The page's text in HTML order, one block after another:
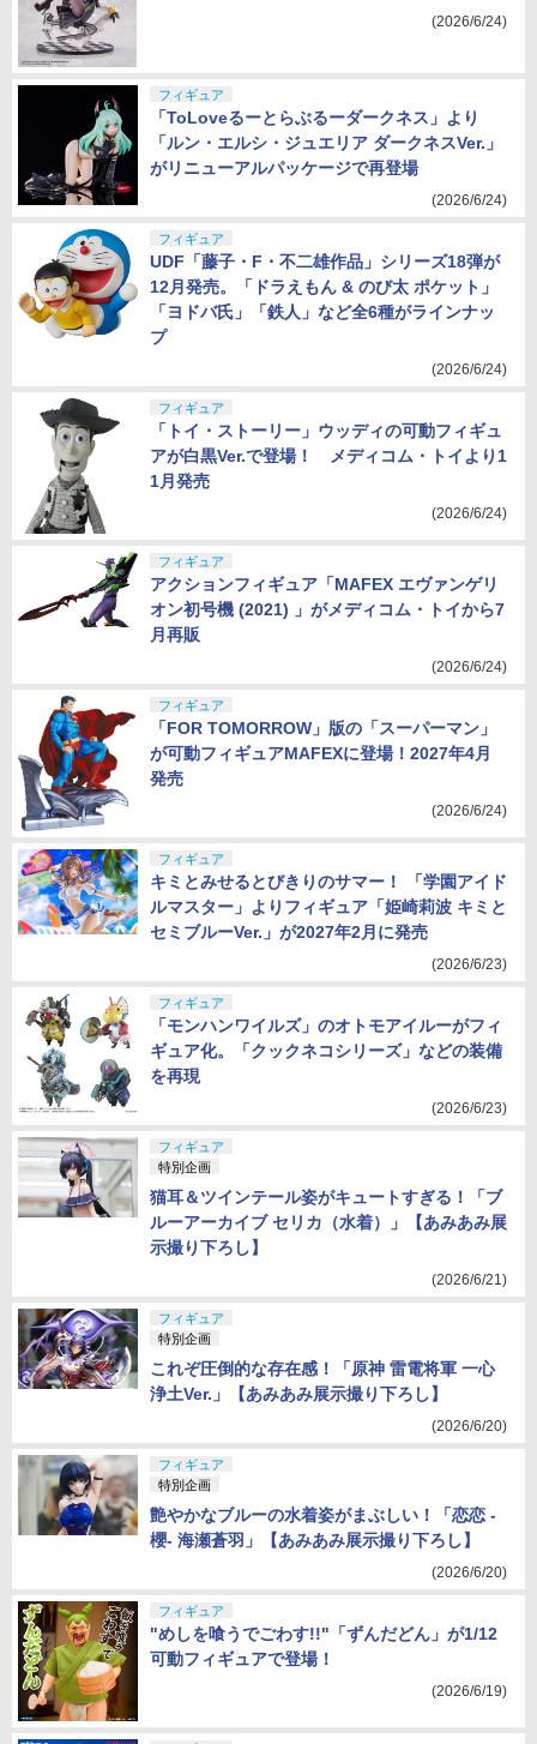
(2026/6/24)
フィギュア
「ToLoveるーとらぶるーダークネス」より
「ルン・エルシ・ジュエリア ダークネスVer.」
がリニューアルパッケージで再登場
(2026/6/24)
フィギュア
UDF「藤子・F・不二雄作品」シリーズ18弾が
12月発売。「ドラえもん & のび太 ポケット」
「ヨドバ氏」「鉄人」など全6種がラインナッ
プ
(2026/6/24)
フィギュア
「トイ・ストーリー」ウッディの可動フィギュ
アが白黒Ver.で登場！ メディコム・トイより1
1月発売
(2026/6/24)
フィギュア
アクションフィギュア「MAFEX エヴァンゲリ
オン初号機 (2021) 」がメディコム・トイから7
月再販
(2026/6/24)
フィギュア
「FOR TOMORROW」版の「スーパーマン」
が可動フィギュアMAFEXに登場！2027年4月
発売
(2026/6/24)
フィギュア
キミとみせるとびきりのサマー！ 「学園アイド
ルマスター」よりフィギュア「姫崎莉波 キミと
セミブルーVer.」が2027年2月に発売
(2026/6/23)
フィギュア
「モンハンワイルズ」のオトモアイルーがフィ
ギュア化。「クックネコシリーズ」などの装備
を再現
(2026/6/23)
フィギュア
特別企画
猫耳＆ツインテール姿がキュートすぎる！「ブ
ルーアーカイブ セリカ（水着）」【あみあみ展
示撮り下ろし】
(2026/6/21)
フィギュア
特別企画
これぞ圧倒的な存在感！「原神 雷電将軍 一心
浄土Ver.」【あみあみ展示撮り下ろし】
(2026/6/20)
フィギュア
特別企画
艶やかなブルーの水着姿がまぶしい！「恋恋 -
櫻- 海瀬蒼羽」【あみあみ展示撮り下ろし】
(2026/6/20)
フィギュア
"めしを喰うでごわす!!"「ずんだどん」が1/12
可動フィギュアで登場！
(2026/6/19)